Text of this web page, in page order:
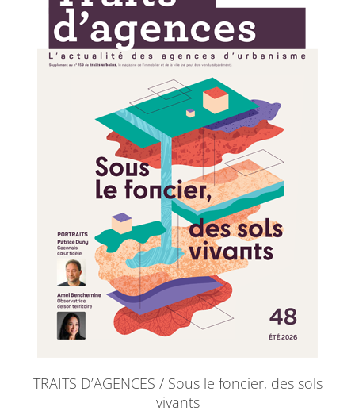
TRAITS D’AGENCES / Sous le foncier, des sols
vivants